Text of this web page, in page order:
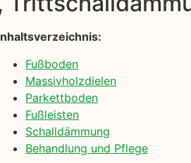
Fußboden
Massivholzdielen
Parkettboden
Fußleisten
Schalldämmung
Behandlung und Pflege